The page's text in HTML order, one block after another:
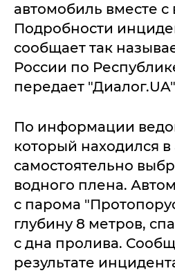
автомобиль вместе с
Подробности
сообщает так
России по
передает
По информации
который находился в
самостоятельно
водного плена.
с парома
глубину 8 метров,
с дна пролива.
результате